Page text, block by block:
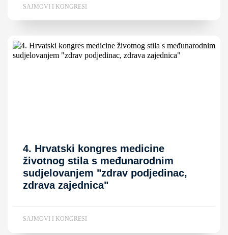
SAJMOVI I KONGRESI
4. Hrvatski kongres medicine
životnog stila s međunarodnim
sudjelovanjem "zdrav podjedinac,
zdrava zajednica"
SAJMOVI I KONGRESI